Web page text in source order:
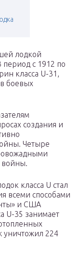
лодкой
с 1912 по
класса U-31,
боевых
создания и
Четыре
войны.
класса U стал
всеми способами
и США
U-35 занимает
уничтожил 224